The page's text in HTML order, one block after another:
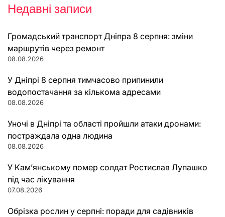
Недавні записи
Громадський транспорт Дніпра 8 серпня: зміни
маршрутів через ремонт
08.08.2026
У Дніпрі 8 серпня тимчасово припинили
водопостачання за кількома адресами
08.08.2026
Уночі в Дніпрі та області пройшли атаки дронами:
постраждала одна людина
08.08.2026
У Кам’янському помер солдат Ростислав Лупашко
під час лікування
07.08.2026
Обрізка рослин у серпні: поради для садівників